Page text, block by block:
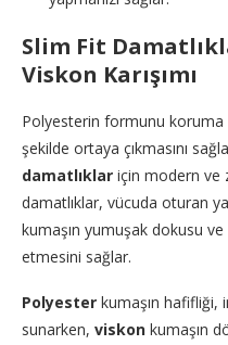
Slim Fit
Viskon Karışımı
Polyesterin formunu koruma
şekilde ortaya çıkmasını
damatlıklar için modern ve
damatlıklar, vücuda oturan
kumaşın yumuşak dokusu
etmesini sağlar.
Polyester kumaşın hafifliği,
sunarken, viskon kumaşın